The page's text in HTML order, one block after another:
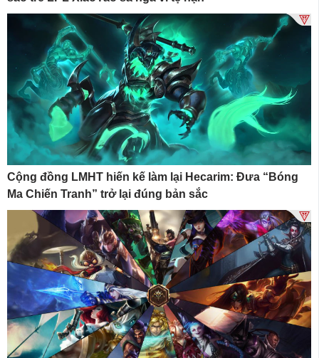
Cộng đồng LMHT hiến kế làm lại Hecarim: Đưa “Bóng
Ma Chiến Tranh” trở lại đúng bản sắc